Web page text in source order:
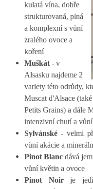
kulatá vína, dobře
strukturovaná, plná
a komplexní s vůní
zralého ovoce a
koření
Muškát - v
Alsasku najdeme 2
variety této odrůdy,
Muscat d'Alsace
Petits Grains) a dále
intenzivní chutí a
Sylvánské - velmi
vůní akácie a
Pinot Blanc dává
vůní květin a ovoce
Pinot Noirje